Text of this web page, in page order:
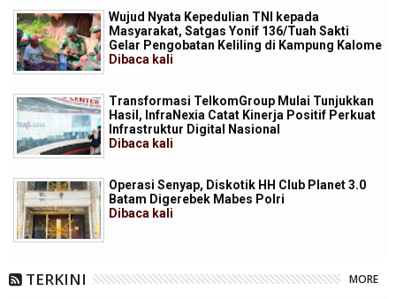
Wujud Nyata Kepedulian TNI kepada
Masyarakat, Satgas Yonif 136/Tuah Sakti
Gelar Pengobatan Keliling di Kampung Kalome
Dibaca kali
Transformasi TelkomGroup Mulai Tunjukkan
Hasil, InfraNexia Catat Kinerja Positif Perkuat
Infrastruktur Digital Nasional
Dibaca kali
Operasi Senyap, Diskotik HH Club Planet 3.0
Batam Digerebek Mabes Polri
Dibaca kali
TERKINI MORE